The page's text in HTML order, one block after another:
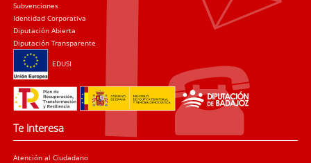
Subvenciones
Identidad Corporativa
Diputación Abierta
Diputación Transparente
EDUSI
Te interesa
Atención al Ciudadano